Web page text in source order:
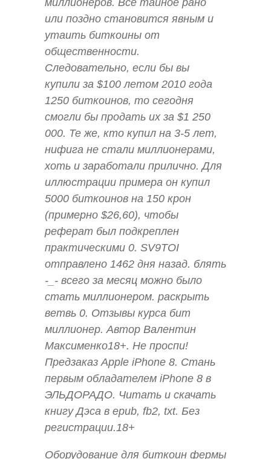
или поздно становится явным и
утаить биткоины от
общественности.
Следовательно, если бы вы
купили за $100 летом 2010 года
1250 биткоинов, то сегодня
смогли бы продать их за $1 250
000. Те же, кто купил на 3-5 лет,
нифига не стали миллионерами,
хоть и заработали прилично. Для
иллюстрации примера он купил
5000 биткоинов на 150 крон
(примерно $26,60), чтобы
реферат был подкреплен
практическими 0. SV9TOI
отправлено 1462 дня назад. блять
-_- всего за месяц можно было
стать миллионером. раскрыть
ветвь 0. Отзывы курса бит
миллионер. Автор Валентин
Максименко18+. Не проспи!
Предзаказ Apple iPhone 8. Стань
первым обладателем iPhone 8 в
ЭЛЬДОРАДО. Читать и скачать
книгу Дэса в epub, fb2, txt. Без
регистрации.18+
Оборудование для биткоин фермы